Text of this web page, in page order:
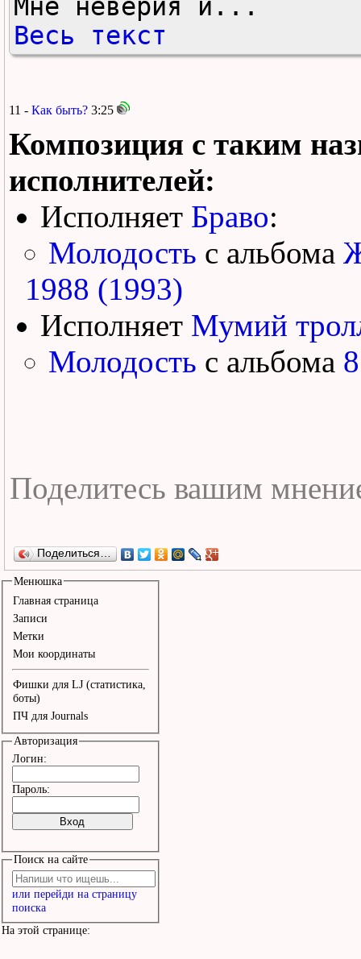
Мне неверия и...
Весь текст
11 - Как быть? 3:25
Композиция с таким
исполнителей:
Исполняет Браво:
Молодость с альбома
1988 (1993)
Исполняет Мумий
Молодость с альбома
Поделиться…
Менюшка
Главная страница
Записи
Метки
Мои координаты
Фишки для LJ (статистика,
боты)
ПЧ для Journals
Авторизация
Логин:
Пароль:
Поиск на сайте
или перейди на страницу
поиска
На этой странице: